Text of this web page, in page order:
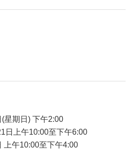
星期日) 下午2:00
日上午10:00至下午6:00
上午10:00至下午4:00